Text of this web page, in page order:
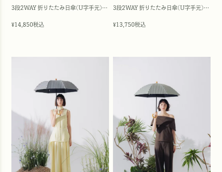
3段2WAY 折りたたみ日傘(U字手元)/バイカラー(50cm)
¥14,850税込
3段2WAY 折りたたみ日傘(U字手元)/ワンカラー(50cm)
¥13,750税込